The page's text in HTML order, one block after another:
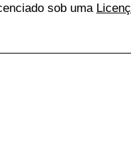
sob uma